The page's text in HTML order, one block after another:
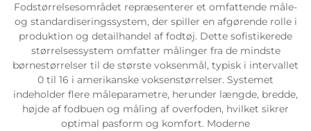
Fodstørrelsesområdet repræsenterer et omfattende måle-
og standardiseringssystem, der spiller en afgørende rolle i
produktion og detailhandel af fodtøj. Dette sofistikerede
størrelsessystem omfatter målinger fra de mindste
børnestørrelser til de største voksenmål, typisk i intervallet
0 til 16 i amerikanske voksenstørrelser. Systemet
indeholder flere måleparametre, herunder længde, bredde,
højde af fodbuen og måling af overfoden, hvilket sikrer
optimal pasform og komfort. Moderne